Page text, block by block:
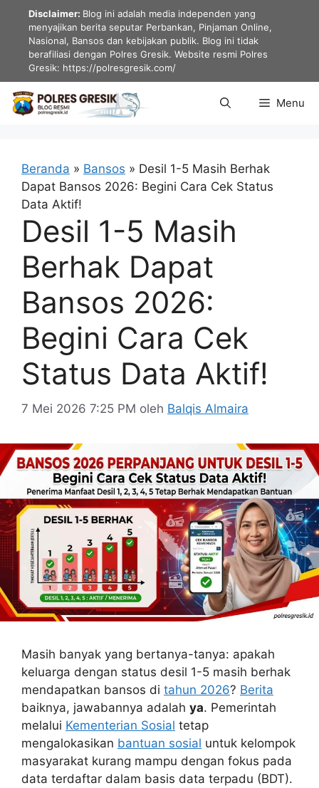
LangsungDisclaimer: Blog ini adalah media independen yang
menyajikan berita seputar Perbankan, Pinjaman Online,
Nasional, Bansos dan kebijakan publik. Blog ini tidak
berafiliasi dengan Polres Gresik. Website resmi Polres
Gresik: https://polresgresik.com/
Menu
Beranda » Bansos » Desil 1-5 Masih Berhak
Dapat Bansos 2026: Begini Cara Cek Status
Data Aktif!
Desil 1-5 Masih
Berhak Dapat
Bansos 2026:
Begini Cara Cek
Status Data Aktif!
7 Mei 2026 7:25 PM oleh Balqis Almaira
Masih banyak yang bertanya-tanya: apakah
keluarga dengan status desil 1-5 masih berhak
mendapatkan bansos di tahun 2026? Berita
baiknya, jawabannya adalah ya. Pemerintah
melalui Kementerian Sosial tetap
mengalokasikan bantuan sosial untuk kelompok
masyarakat kurang mampu dengan fokus pada
data terdaftar dalam basis data terpadu (BDT).